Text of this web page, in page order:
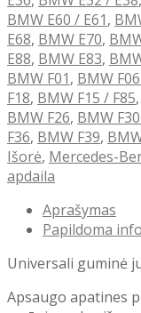
pažeminimas
BMW E60 / E61,
E68, BMW E70,
E88, BMW E83,
BMW F01, BMW
F18, BMW F15 / F85,
BMW F26, BMW
F36, BMW F39,
Išorė, Mercedes-
apdaila
Aprašymas
Papildoma
Universali guminė
Apsaugo apatines